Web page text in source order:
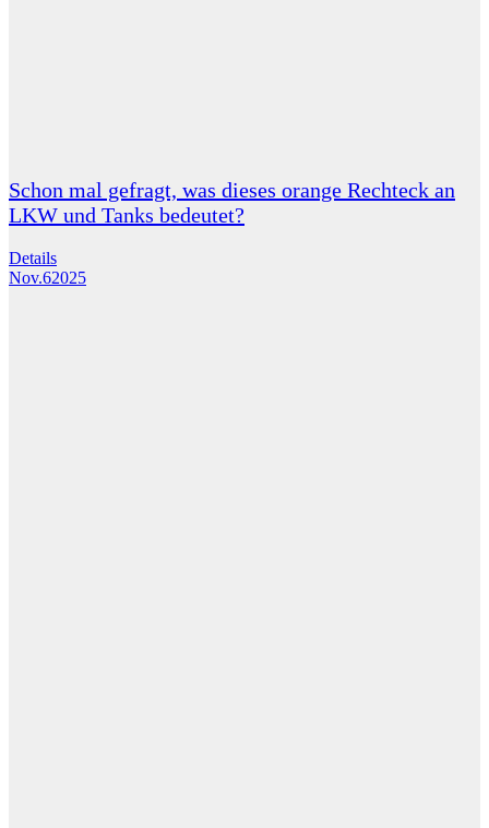
Schon mal gefragt, was dieses orange Rechteck an
LKW und Tanks bedeutet?
Details
Nov.62025